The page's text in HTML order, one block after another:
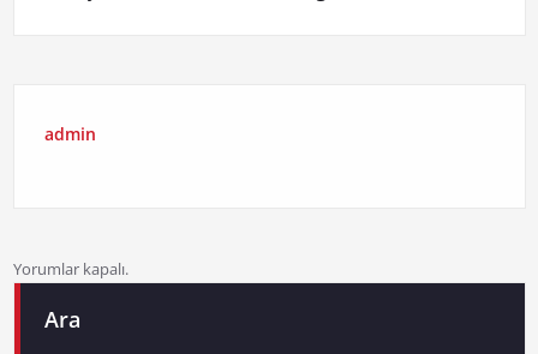
admin
Yorumlar kapalı.
Ara